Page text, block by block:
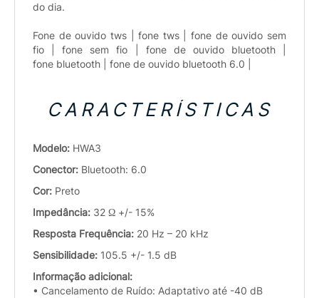
do dia.
Fone de ouvido tws | fone tws | fone de ouvido sem
fio | fone sem fio | fone de ouvido bluetooth |
fone bluetooth | fone de ouvido bluetooth 6.0 |
CARACTERÍSTICAS
Modelo: HWA3
Conector: Bluetooth: 6.0
Cor: Preto
Impedância: 32 Ω +/- 15%
Resposta Frequência: 20 Hz – 20 kHz
Sensibilidade: 105.5 +/- 1.5 dB
Informação adicional:
• Cancelamento de Ruído: Adaptativo até -40 dB